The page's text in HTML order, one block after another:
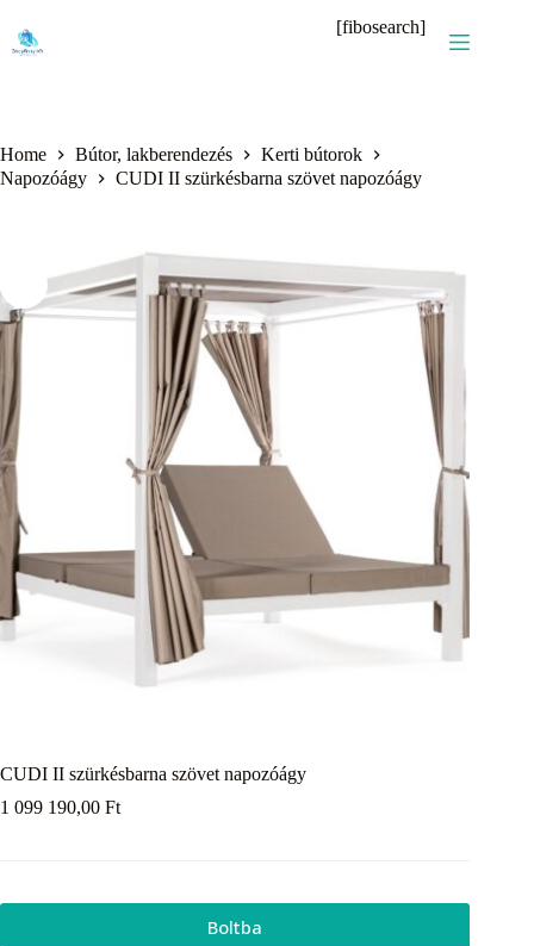
content
[fibosearch]
Home Bútor, lakberendezés
Kerti bútorok
Napozóágy
CUDI II szürkésbarna szövet napozóágy
CUDI II szürkésbarna szövet napozóágy
1 099 190,00 Ft
Boltba